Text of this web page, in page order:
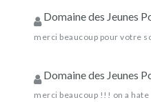
Domaine des Jeunes
merci beaucoup pour votre
Domaine des Jeunes
merci beaucoup !!! on a